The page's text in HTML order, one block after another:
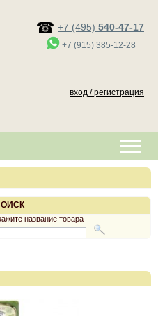
+7 (495) 540-47-17
+7 (915) 385-12-28
вход / регистрация
название товара